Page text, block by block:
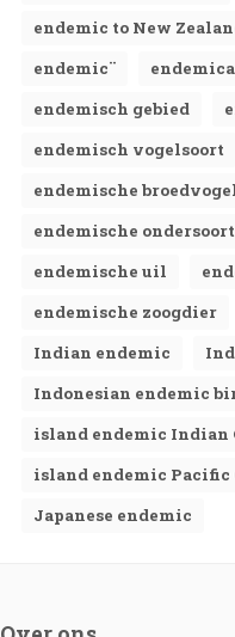
endemic to New
endemic¨
endemisch gebied
endemisch vogelsoort
endemische
endemische ondersoort
endemische uil
endemische zoogdier
Indian endemic
Indonesian endemic
island endemic Indian
island endemic Pacific
Japanese endemic